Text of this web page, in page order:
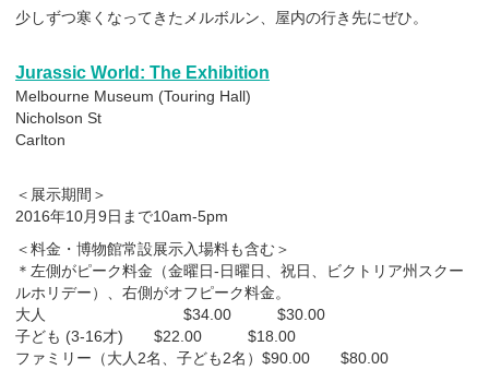
少しずつ寒くなってきたメルボルン、屋内の行き先にぜひ。
Jurassic World: The Exhibition
Melbourne Museum (Touring Hall)
Nicholson St
Carlton
＜展示期間＞
2016年10月9日まで10am-5pm
＜料金・博物館常設展示入場料も含む＞
＊左側がピーク料金（金曜日-日曜日、祝日、ビクトリア州スクー
ルホリデー）、右側がオフピーク料金。
大人 $34.00 $30.00
子ども (3-16才) $22.00 $18.00
ファミリー（大人2名、子ども2名）$90.00 $80.00